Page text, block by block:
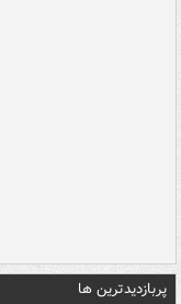
پربازدیدترین ها